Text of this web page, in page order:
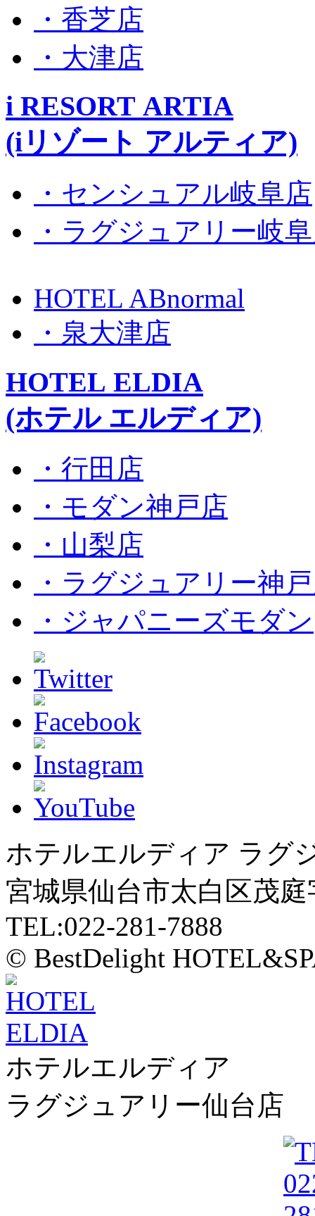
・香芝店
・大津店
i RESORT ARTIA
(iリゾート アルティア)
・センシュアル岐阜店
・ラグジュアリー岐
HOTEL ABnormal
・泉大津店
HOTEL ELDIA
(ホテル エルディア)
・行田店
・モダン神戸店
・山梨店
・ラグジュアリー神
・ジャパニーズモダン
ホテルエルディア ラグ
宮城県仙台市太白区茂
TEL:022-281-7888
© BestDelight
ホテルエルディア
ラグジュアリー仙台店